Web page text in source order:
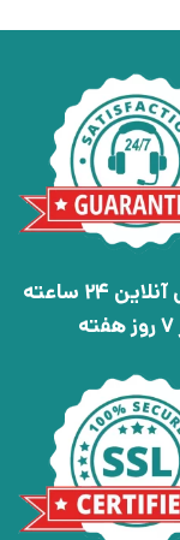
پشتیبانی آنلاین 24 ساعته